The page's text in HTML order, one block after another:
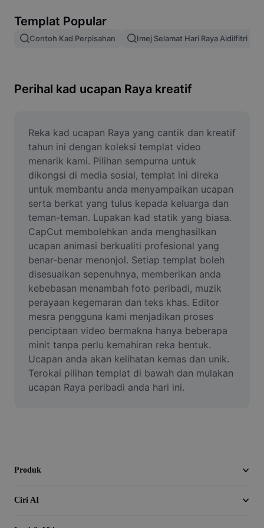
Gabungan imej
Ubah Saiz Imej
Penjana Meme
AI Text Remover
AI People Remover
AI Inpainting
Face Cutout
Video
Alih keluar latar video
Pertingkat kualiti
Editor Video
Pangkas Video
Tambahkan Sari Kata pada Video
Templat Popular
Contoh Kad Perpisahan Imej Selamat Hari Raya Aidilfitri
Perihal kad ucapan Raya kreatif
Reka kad ucapan Raya yang cantik dan kreatif
tahun ini dengan koleksi templat video
menarik kami. Pilihan sempurna untuk
dikongsi di media sosial, templat ini direka
untuk membantu anda menyampaikan ucapan
serta berkat yang tulus kepada keluarga dan
teman-teman. Lupakan kad statik yang biasa.
CapCut membolehkan anda menghasilkan
ucapan animasi berkualiti profesional yang
benar-benar menonjol. Setiap templat boleh
disesuaikan sepenuhnya, memberikan anda
kebebasan menambah foto peribadi, muzik
perayaan kegemaran dan teks khas. Editor
mesra pengguna kami menjadikan proses
penciptaan video bermakna hanya beberapa
minit tanpa perlu kemahiran reka bentuk.
Ucapan anda akan kelihatan kemas dan unik.
Terokai pilihan templat di bawah dan mulakan
ucapan Raya peribadi anda hari ini.
Produk
Ciri AI